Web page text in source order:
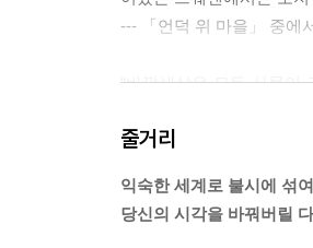
--- 「언덕 위 마을」 중에
“바깥세상은 모든 사물이
져들어오는 거야.”
물론 그녀도 다른 사람과
줄거리
익숙한 세계로 불시에 섞
당신의 시각을 바꿔버릴